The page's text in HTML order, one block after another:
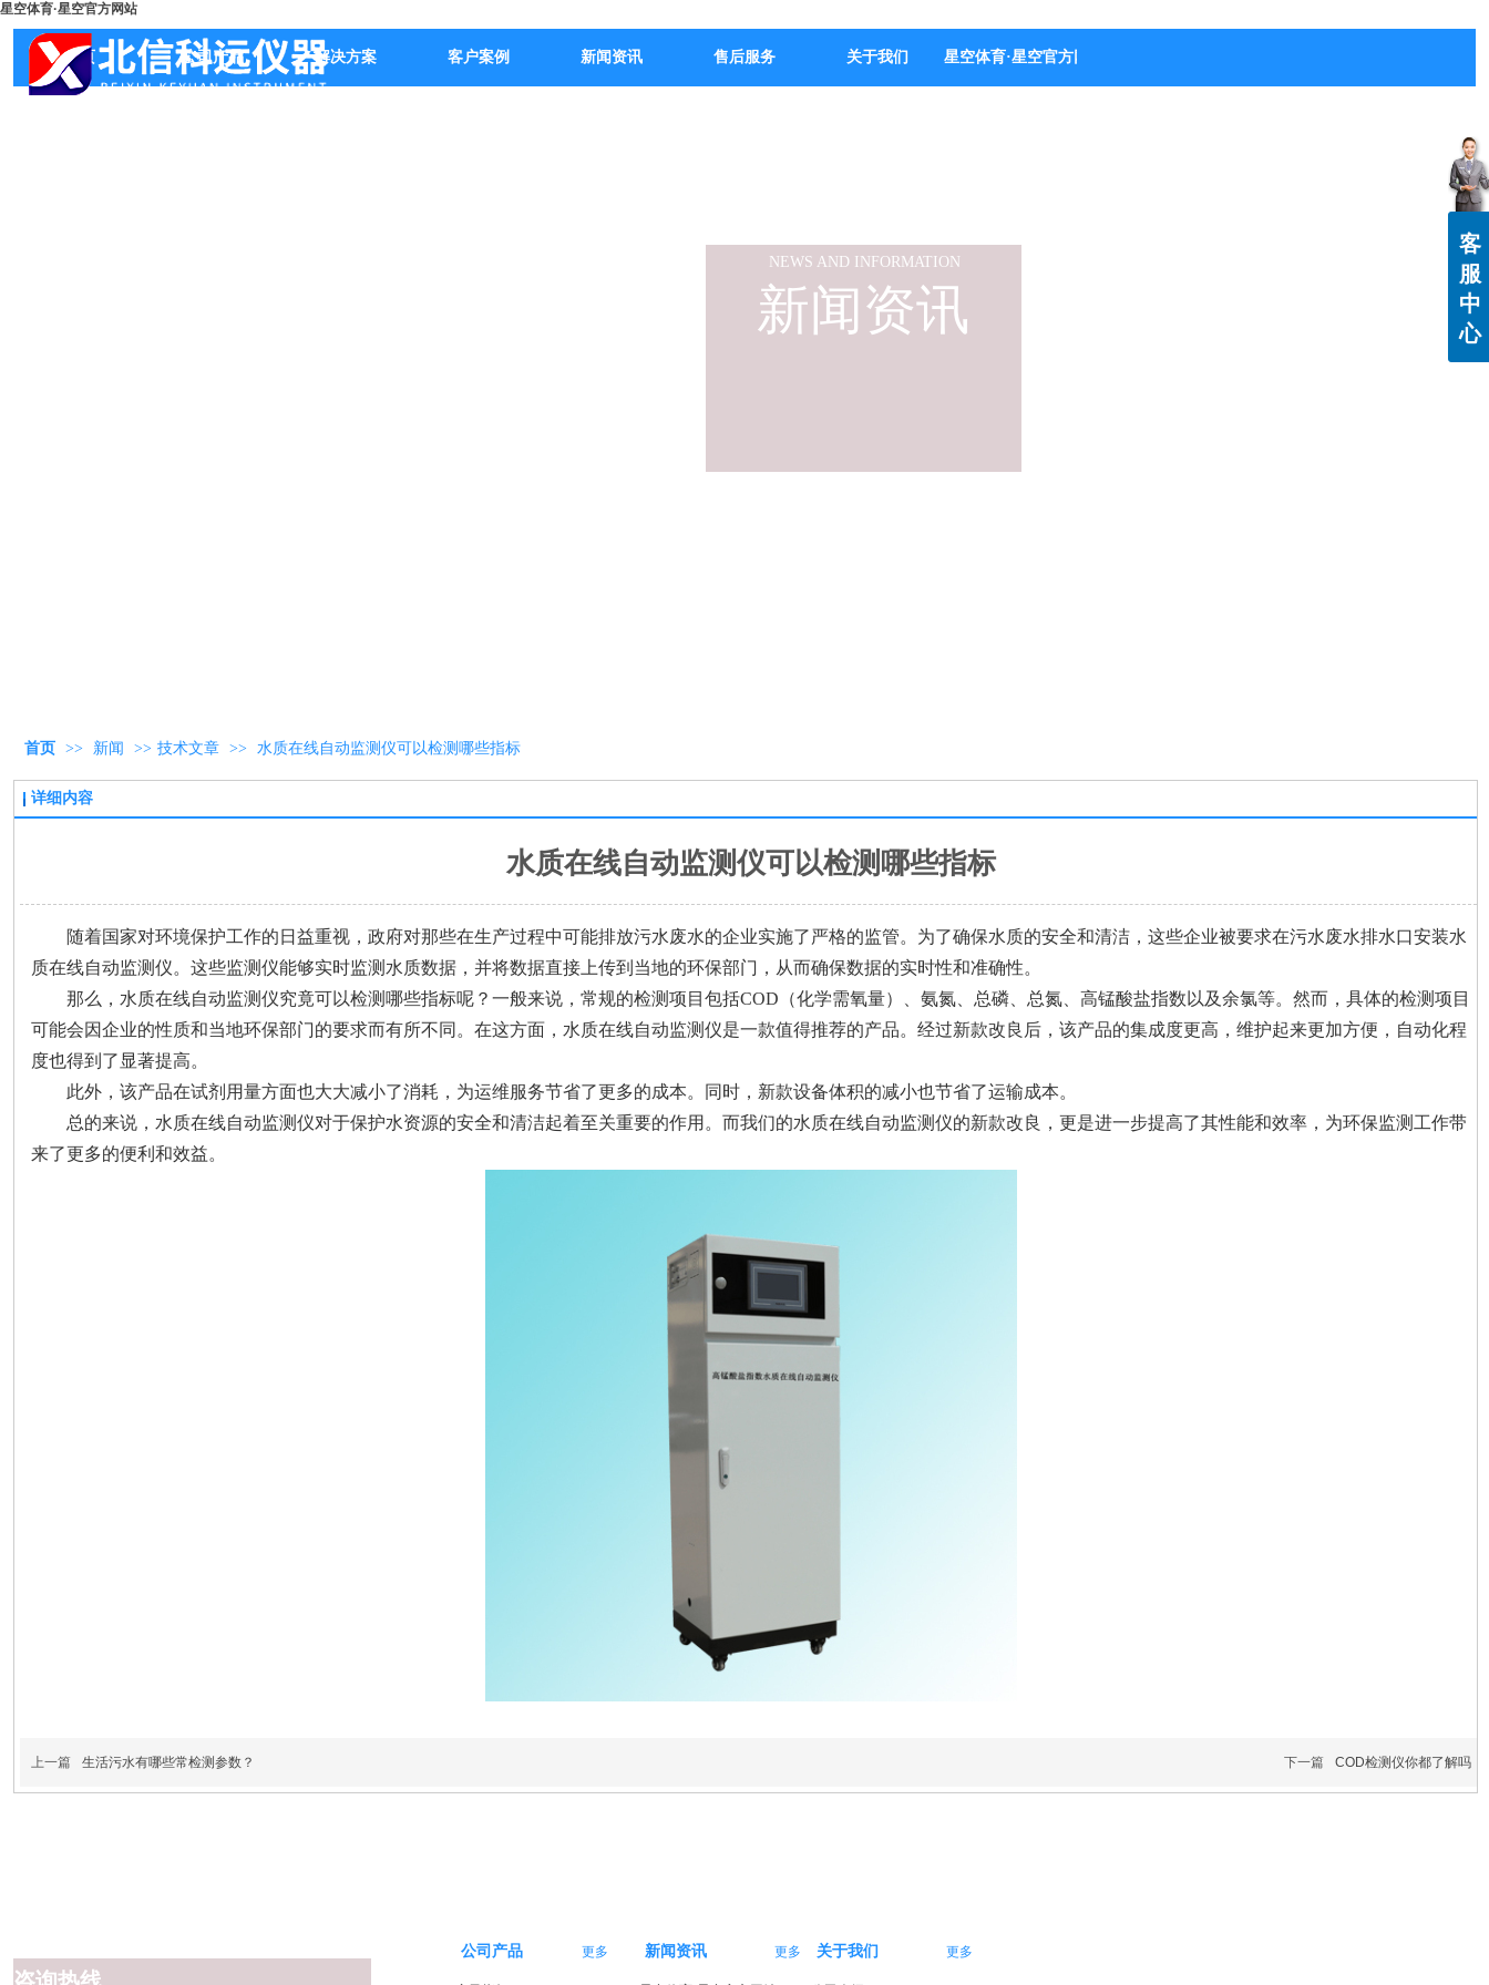
星空体育·星空官方网站
首页 公司产品 解决方案 客户案例 新闻资讯 售后服务 关于我们 星空体育·星空官方网站-星空体育（中国）
新闻资讯
NEWS AND INFORMATION
首页 >> 新闻 >> 技术文章 >> 水质在线自动监测仪可以检测哪些指标
详细内容
水质在线自动监测仪可以检测哪些指标
随着国家对环境保护工作的日益重视，政府对那些在生产过程中可能排放污水废水的企业实施了严格的监管。为了确保水质的安全和清洁，这些企业被要求在污水废水排水口安装水
质在线自动监测仪。这些监测仪能够实时监测水质数据，并将数据直接上传到当地的环保部门，从而确保数据的实时性和准确性。
那么，水质在线自动监测仪究竟可以检测哪些指标呢？一般来说，常规的检测项目包括COD（化学需氧量）、氨氮、总磷、总氮、高锰酸盐指数以及余氯等。然而，具体的检测项目
可能会因企业的性质和当地环保部门的要求而有所不同。 在这方面，水质在线自动监测仪是一款值得推荐的产品。经过新款改良后，该产品的集成度更高，维护起来更加方便，自动化程
度也得到了显著提高。
此外，该产品在试剂用量方面也大大减小了消耗，为运维服务节省了更多的成本。同时，新款设备体积的减小也节省了运输成本。
总的来说，水质在线自动监测仪对于保护水资源的安全和清洁起着至关重要的作用。而我们的水质在线自动监测仪的新款改良，更是进一步提高了其性能和效率，为环保监测工作带
来了更多的便利和效益。
上一篇 生活污水有哪些常检测参数？ 下一篇 COD检测仪你都了解吗
新闻资讯 更多
公司产品 更多 关于我们 更多
客
服
中
心